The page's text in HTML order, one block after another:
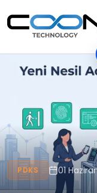
PDKS 01